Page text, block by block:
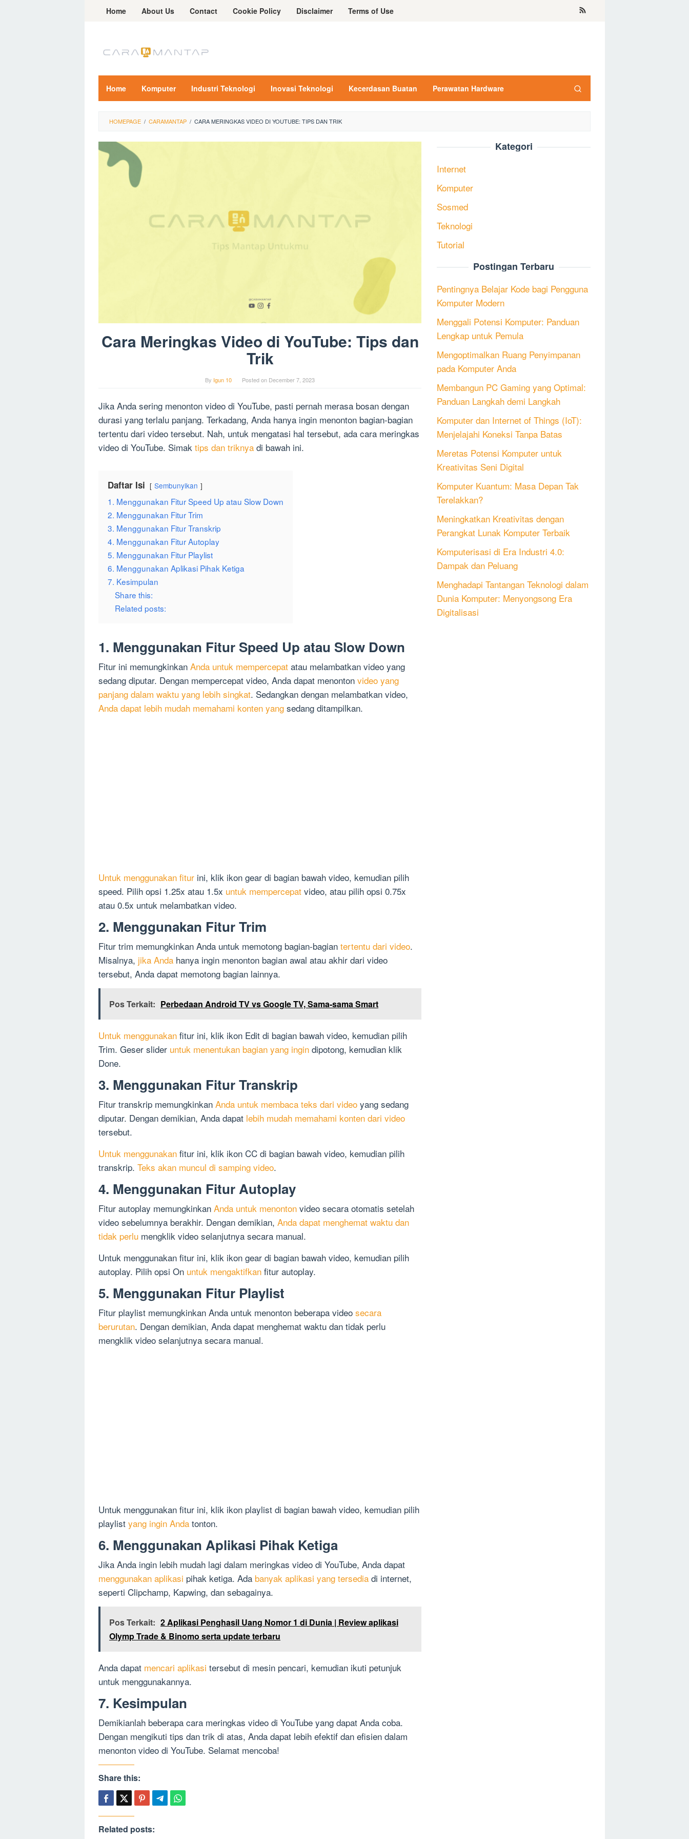
Home About Us Contact Cookie Policy Disclaimer Terms of Use
Home Komputer Industri Teknologi Inovasi Teknologi Kecerdasan Buatan Perawatan Hardware
HOMEPAGE / CARAMANTAP / CARA MERINGKAS VIDEO DI YOUTUBE: TIPS DAN TRIK
Cara Meringkas Video di YouTube: Tips dan
Trik
By Igun 10 Posted on December 7, 2023
Jika Anda sering menonton video di YouTube, pasti pernah merasa bosan dengan
durasi yang terlalu panjang. Terkadang, Anda hanya ingin menonton bagian-bagian
tertentu dari video tersebut. Nah, untuk mengatasi hal tersebut, ada cara meringkas
video di YouTube. Simak tips dan triknya di bawah ini.
Daftar Isi Sembunyikan
1. Menggunakan Fitur Speed Up atau Slow Down
2. Menggunakan Fitur Trim
3. Menggunakan Fitur Transkrip
4. Menggunakan Fitur Autoplay
5. Menggunakan Fitur Playlist
6. Menggunakan Aplikasi Pihak Ketiga
7. Kesimpulan
Share this:
Related posts:
1. Menggunakan Fitur Speed Up atau Slow Down
Fitur ini memungkinkan Anda untuk mempercepat atau melambatkan video yang
sedang diputar. Dengan mempercepat video, Anda dapat menonton video yang
panjang dalam waktu yang lebih singkat. Sedangkan dengan melambatkan video,
Anda dapat lebih mudah memahami konten yang sedang ditampilkan.
Untuk menggunakan fitur ini, klik ikon gear di bagian bawah video, kemudian pilih
speed. Pilih opsi 1.25x atau 1.5x untuk mempercepat video, atau pilih opsi 0.75x
atau 0.5x untuk melambatkan video.
2. Menggunakan Fitur Trim
Fitur trim memungkinkan Anda untuk memotong bagian-bagian tertentu dari video.
Misalnya, jika Anda hanya ingin menonton bagian awal atau akhir dari video
tersebut, Anda dapat memotong bagian lainnya.
Pos Terkait: Perbedaan Android TV vs Google TV, Sama-sama Smart
Untuk menggunakan fitur ini, klik ikon Edit di bagian bawah video, kemudian pilih
Trim. Geser slider untuk menentukan bagian yang ingin dipotong, kemudian klik
Done.
3. Menggunakan Fitur Transkrip
Fitur transkrip memungkinkan Anda untuk membaca teks dari video yang sedang
diputar. Dengan demikian, Anda dapat lebih mudah memahami konten dari video
tersebut.
Untuk menggunakan fitur ini, klik ikon CC di bagian bawah video, kemudian pilih
transkrip. Teks akan muncul di samping video.
4. Menggunakan Fitur Autoplay
Fitur autoplay memungkinkan Anda untuk menonton video secara otomatis setelah
video sebelumnya berakhir. Dengan demikian, Anda dapat menghemat waktu dan
tidak perlu mengklik video selanjutnya secara manual.
Untuk menggunakan fitur ini, klik ikon gear di bagian bawah video, kemudian pilih
autoplay. Pilih opsi On untuk mengaktifkan fitur autoplay.
5. Menggunakan Fitur Playlist
Fitur playlist memungkinkan Anda untuk menonton beberapa video secara
berurutan. Dengan demikian, Anda dapat menghemat waktu dan tidak perlu
mengklik video selanjutnya secara manual.
Untuk menggunakan fitur ini, klik ikon playlist di bagian bawah video, kemudian pilih
playlist yang ingin Anda tonton.
6. Menggunakan Aplikasi Pihak Ketiga
Jika Anda ingin lebih mudah lagi dalam meringkas video di YouTube, Anda dapat
menggunakan aplikasi pihak ketiga. Ada banyak aplikasi yang tersedia di internet,
seperti Clipchamp, Kapwing, dan sebagainya.
Pos Terkait: 2 Aplikasi Penghasil Uang Nomor 1 di Dunia | Review aplikasi
Olymp Trade & Binomo serta update terbaru
Anda dapat mencari aplikasi tersebut di mesin pencari, kemudian ikuti petunjuk
untuk menggunakannya.
7. Kesimpulan
Demikianlah beberapa cara meringkas video di YouTube yang dapat Anda coba.
Dengan mengikuti tips dan trik di atas, Anda dapat lebih efektif dan efisien dalam
menonton video di YouTube. Selamat mencoba!
Share this:
Related posts:
Kategori
Internet
Komputer
Sosmed
Teknologi
Tutorial
Postingan Terbaru
Pentingnya Belajar Kode bagi Pengguna
Komputer Modern
Menggali Potensi Komputer: Panduan
Lengkap untuk Pemula
Mengoptimalkan Ruang Penyimpanan
pada Komputer Anda
Membangun PC Gaming yang Optimal:
Panduan Langkah demi Langkah
Komputer dan Internet of Things (IoT):
Menjelajahi Koneksi Tanpa Batas
Meretas Potensi Komputer untuk
Kreativitas Seni Digital
Komputer Kuantum: Masa Depan Tak
Terelakkan?
Meningkatkan Kreativitas dengan
Perangkat Lunak Komputer Terbaik
Komputerisasi di Era Industri 4.0:
Dampak dan Peluang
Menghadapi Tantangan Teknologi dalam
Dunia Komputer: Menyongsong Era
Digitalisasi